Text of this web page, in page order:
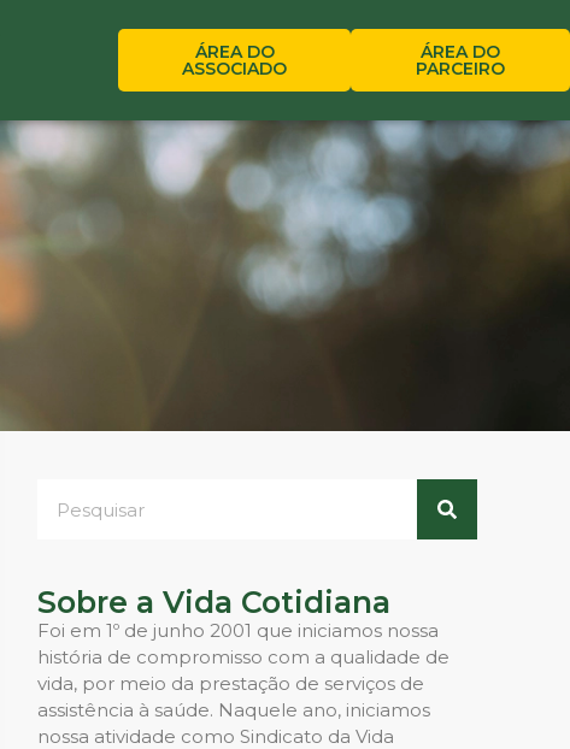
ÁREA DO
ASSOCIADO
ÁREA DO
PARCEIRO
Sobre a Vida Cotidiana
Foi em 1º de junho 2001 que iniciamos nossa
história de compromisso com a qualidade de
vida, por meio da prestação de serviços de
assistência à saúde. Naquele ano, iniciamos
nossa atividade como Sindicato da Vida